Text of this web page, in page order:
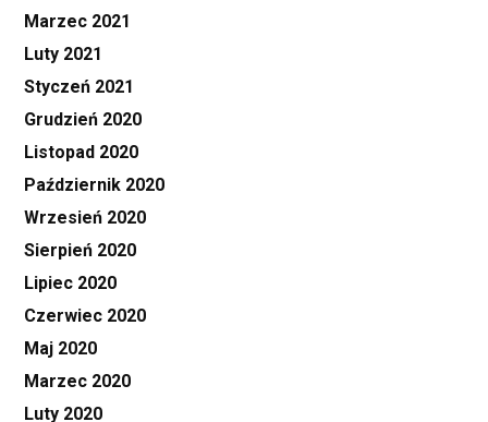
Marzec 2021
Luty 2021
Styczeń 2021
Grudzień 2020
Listopad 2020
Październik 2020
Wrzesień 2020
Sierpień 2020
Lipiec 2020
Czerwiec 2020
Maj 2020
Marzec 2020
Luty 2020